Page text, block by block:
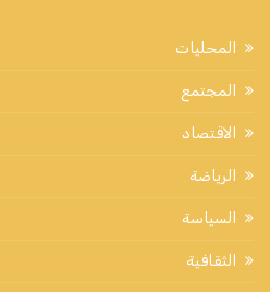
المحليات
المجتمع
الاقتصاد
الرياضة
السياسة
الثقافية